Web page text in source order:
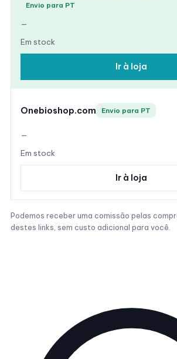
Envio para PT
—
Em stock
Ir à loja
Onebioshop.com Envio para PT
—
Em stock
Ir à loja
Podemos receber uma comissão pelas
destes links, sem custo adicional para você.